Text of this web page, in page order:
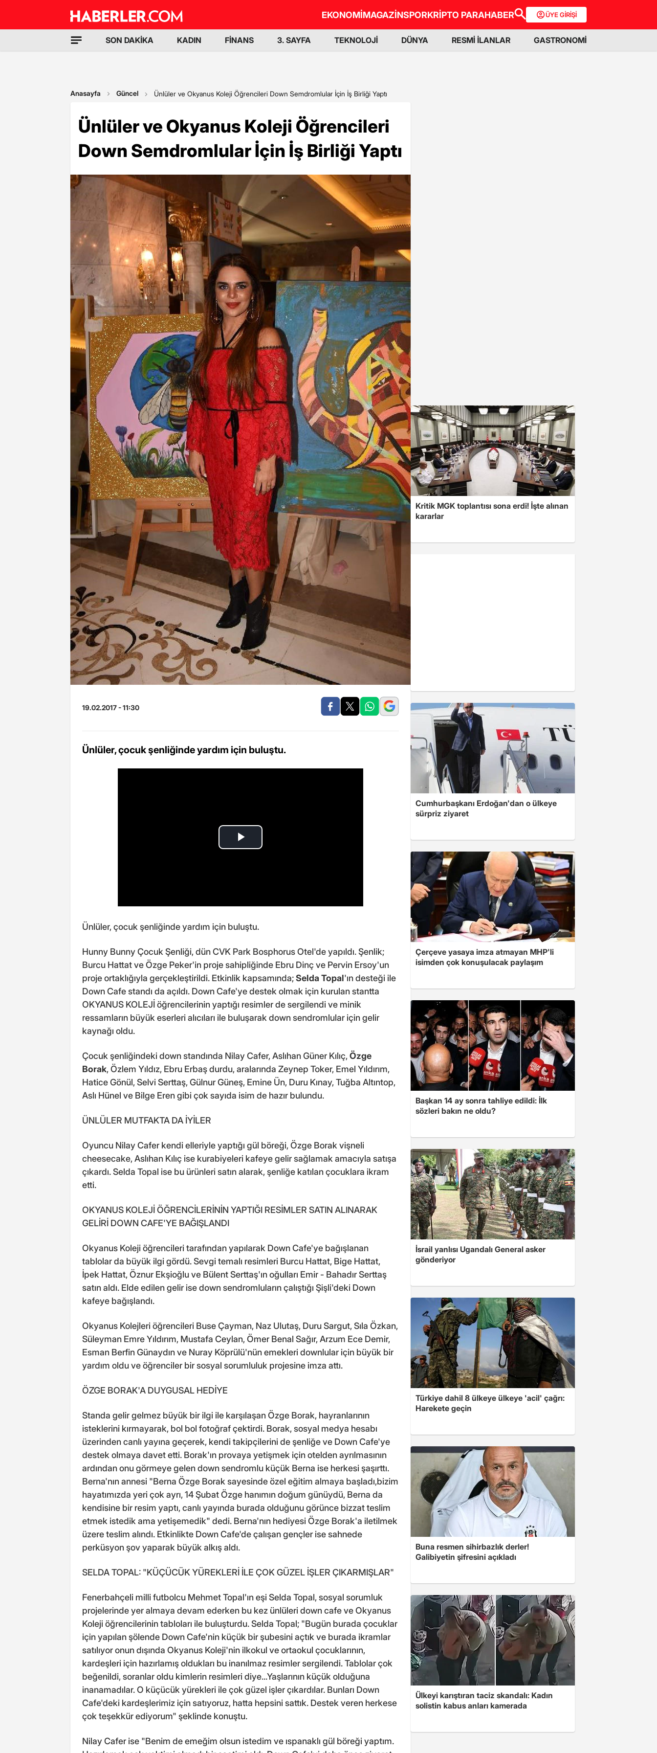
EKONOMİMAGAZİNSPORKRİPTO PARAHABER ÜYE GİRİŞİ
SON DAKİKA KADIN FİNANS 3. SAYFA TEKNOLOJİ DÜNYA RESMİ İLANLAR GASTRONOMİ
Anasayfa Güncel Ünlüler ve Okyanus Koleji Öğrencileri Down Semdromlular İçin İş Birliği Yaptı
Ünlüler ve Okyanus Koleji Öğrencileri
Down Semdromlular İçin İş Birliği Yaptı
19.02.2017 - 11:30
Ünlüler, çocuk şenliğinde yardım için buluştu.
Ünlüler, çocuk şenliğinde yardım için buluştu.
Hunny Bunny Çocuk Şenliği, dün CVK Park Bosphorus Otel'de yapıldı. Şenlik;
Burcu Hattat ve Özge Peker'in proje sahipliğinde Ebru Dinç ve Pervin Ersoy'un
proje ortaklığıyla gerçekleştirildi. Etkinlik kapsamında;Selda Topal'ın desteği ile
Down Cafe standı da açıldı. Down Cafe'ye destek olmak için kurulan stantta
OKYANUS KOLEJİ öğrencilerinin yaptığı resimler de sergilendi ve minik
ressamların büyük eserleri alıcıları ile buluşarak down sendromlular için gelir
kaynağı oldu.
Çocuk şenliğindeki down standında Nilay Cafer, Aslıhan Güner Kılıç,Özge
Borak, Özlem Yıldız, Ebru Erbaş durdu, aralarında Zeynep Toker, Emel Yıldırım,
Hatice Gönül, Selvi Serttaş, Gülnur Güneş, Emine Ün, Duru Kınay, Tuğba Altıntop,
Aslı Hünel ve Bilge Eren gibi çok sayıda isim de hazır bulundu.
ÜNLÜLER MUTFAKTA DA İYİLER
Oyuncu Nilay Cafer kendi elleriyle yaptığı gül böreği, Özge Borak vişneli
cheesecake, Aslıhan Kılıç ise kurabiyeleri kafeye gelir sağlamak amacıyla satışa
çıkardı. Selda Topal ise bu ürünleri satın alarak, şenliğe katılan çocuklara ikram
etti.
OKYANUS KOLEJİ ÖĞRENCİLERİNİN YAPTIĞI RESİMLER SATIN ALINARAK
GELİRİ DOWN CAFE'YE BAĞIŞLANDI
Okyanus Koleji öğrencileri tarafından yapılarak Down Cafe'ye bağışlanan
tablolar da büyük ilgi gördü. Sevgi temalı resimleri Burcu Hattat, Bige Hattat,
İpek Hattat, Öznur Ekşioğlu ve Bülent Serttaş'ın oğulları Emir - Bahadır Serttaş
satın aldı. Elde edilen gelir ise down sendromluların çalıştığı Şişli'deki Down
kafeye bağışlandı.
Okyanus Kolejleri öğrencileri Buse Çayman, Naz Ulutaş, Duru Sargut, Sıla Özkan,
Süleyman Emre Yıldırım, Mustafa Ceylan, Ömer Benal Sağır, Arzum Ece Demir,
Esman Berfin Günaydın ve Nuray Köprülü'nün emekleri downlular için büyük bir
yardım oldu ve öğrenciler bir sosyal sorumluluk projesine imza attı.
ÖZGE BORAK'A DUYGUSAL HEDİYE
Standa gelir gelmez büyük bir ilgi ile karşılaşan Özge Borak, hayranlarının
isteklerini kırmayarak, bol bol fotoğraf çektirdi. Borak, sosyal medya hesabı
üzerinden canlı yayına geçerek, kendi takipçilerini de şenliğe ve Down Cafe'ye
destek olmaya davet etti. Borak'ın provaya yetişmek için otelden ayrılmasının
ardından onu görmeye gelen down sendromlu küçük Berna ise herkesi şaşırttı.
Berna'nın annesi "Berna Özge Borak sayesinde özel eğitim almaya başladı,bizim
hayatımızda yeri çok ayrı, 14 Şubat Özge hanımın doğum günüydü, Berna da
kendisine bir resim yaptı, canlı yayında burada olduğunu görünce bizzat teslim
etmek istedik ama yetişemedik" dedi. Berna'nın hediyesi Özge Borak'a iletilmek
üzere teslim alındı. Etkinlikte Down Cafe'de çalışan gençler ise sahnede
perküsyon şov yaparak büyük alkış aldı.
SELDA TOPAL: "KÜÇÜCÜK YÜREKLERİ İLE ÇOK GÜZEL İŞLER ÇIKARMIŞLAR"
Fenerbahçeli milli futbolcu Mehmet Topal'ın eşi Selda Topal, sosyal sorumluk
projelerinde yer almaya devam ederken bu kez ünlüleri down cafe ve Okyanus
Koleji öğrencilerinin tabloları ile buluşturdu. Selda Topal; "Bugün burada çocuklar
için yapılan şölende Down Cafe'nin küçük bir şubesini açtık ve burada ikramlar
satılıyor onun dışında Okyanus Koleji'nin ilkokul ve ortaokul çocuklarının,
kardeşleri için hazırlamış oldukları bu inanılmaz resimler sergilendi. Tablolar çok
beğenildi, soranlar oldu kimlerin resimleri diye...Yaşlarının küçük olduğuna
inanamadılar. O küçücük yürekleri ile çok güzel işler çıkardılar. Bunları Down
Cafe'deki kardeşlerimiz için satıyoruz, hatta hepsini sattık. Destek veren herkese
çok teşekkür ediyorum" şeklinde konuştu.
Nilay Cafer ise "Benim de emeğim olsun istedim ve ıspanaklı gül böreği yaptım.
Kritik MGK toplantısı sona erdi! İşte alınan
kararlar
Cumhurbaşkanı Erdoğan'dan o ülkeye
sürpriz ziyaret
Çerçeve yasaya imza atmayan MHP'li
isimden çok konuşulacak paylaşım
Başkan 14 ay sonra tahliye edildi: İlk
sözleri bakın ne oldu?
İsrail yanlısı Ugandalı General asker
gönderiyor
Türkiye dahil 8 ülkeye ülkeye 'acil' çağrı:
Harekete geçin
Buna resmen sihirbazlık derler!
Galibiyetin şifresini açıkladı
Ülkeyi karıştıran taciz skandalı: Kadın
solistin kabus anları kamerada